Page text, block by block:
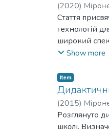
(2020)
Стаття
технологій
широкий
діаграми,
Найчастіше
досить
складні
думку, є:
кодів. У
Show more
Item
(2015)
Розглянуто
школі.